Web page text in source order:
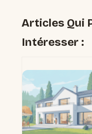
Articles Qui
Intéresser :